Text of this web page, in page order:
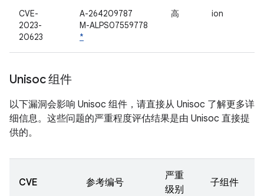
CVE-
2023-
20623
A-264209787
M-ALPS07559778
*
高 ion
Unisoc 组件
以下漏洞会影响 Unisoc 组件，请直接从 Unisoc 了解更多详
细信息。这些问题的严重程度评估结果是由 Unisoc 直接提
供的。
CVE 参考编号
严重
级别
子组件